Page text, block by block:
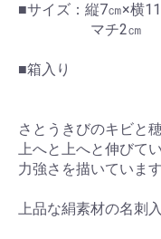
■サイズ：縦7㎝×横
マチ2㎝
■箱入り
さとうきびのキビと
上へと上へと伸びてい
力強さを描いています
上品な絹素材の名刺入